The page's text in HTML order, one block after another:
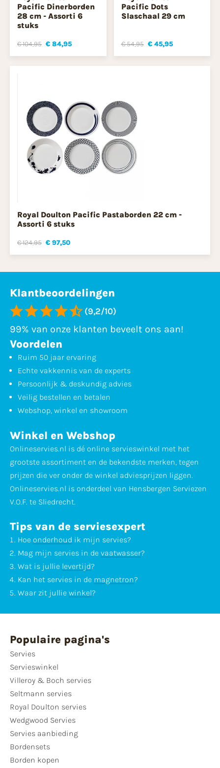
Pacific Dinerborden
28 cm - Assorti 6
stuks
€ 104,95 € 84,95
Pacific Dots
Slaschaal 29 cm
€ 54,95 € 45,95
Royal Doulton Pacific Pastaborden 22 cm -
Assorti 6 stuks
€ 124,95 € 97,50
Klantbeoordelingen
(9,2/10)
99% van onze klanten beveelt ons aan!
Voordelen
Ruim 50 jaar ervaring
Echte vakkennis van de experts
Persoonlijk & deskundig advies
Veilig bestellen en betalen
Webshop, winkel en showroom
Winkel en Webshop
Onlineservies.nl is dé online servieswinkel met het
grootste assortiment en de bekendste merken, tegen
prijzen die ver onder de winkel adviesprijzen liggen.
Onlineservies.nl is onderdeel van Hensbergen Serviezen
V.O.F. te Sliedrecht.
Tips van de serviesexpert
Hoe onderhoud ik mijn servies?
Mag mijn servies in de vaatwasser?
Wat is jullie levertijd?
Kan het servies in de magnetron?
Waar zit jullie winkel?
Populaire pagina's
Servies
Servieswinkel
Villeroy & Boch servies
Seltmann servies
Royal Doulton servies
Wedgwood Servies
Servies aanbieding
Bordensets
Borden kopen